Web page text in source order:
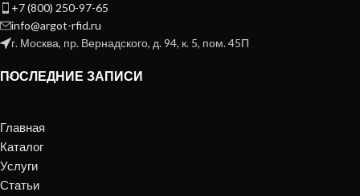
+7 (800) 250-97-65
info@argot-rfid.ru
г. Москва, пр. Вернадского, д. 94, к. 5, пом. 45П
ПОСЛЕДНИЕ ЗАПИСИ
Главная
Каталог
Услуги
Статьи